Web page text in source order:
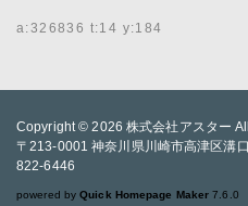
a:326836 t:14 y:184
Copyright © 2026株式会社アスター
〒213-0001 神奈川県川崎市高津区溝
822-6446
powered byQuick Homepage Maker 7.6.0